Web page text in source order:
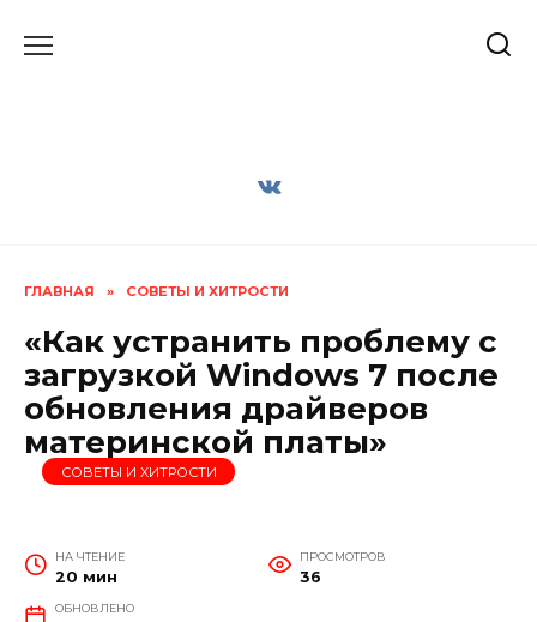
ГЛАВНАЯ » СОВЕТЫ И ХИТРОСТИ
«Как устранить проблему с
загрузкой Windows 7 после
обновления драйверов
материнской платы»
СОВЕТЫ И ХИТРОСТИ
НА ЧТЕНИЕ
20 мин
ПРОСМОТРОВ
36
ОБНОВЛЕНО